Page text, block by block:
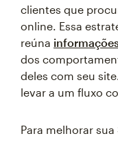
clientes que
online. Essa
reúna
dos
deles com seu
levar a um fluxo
Para melhorar sua